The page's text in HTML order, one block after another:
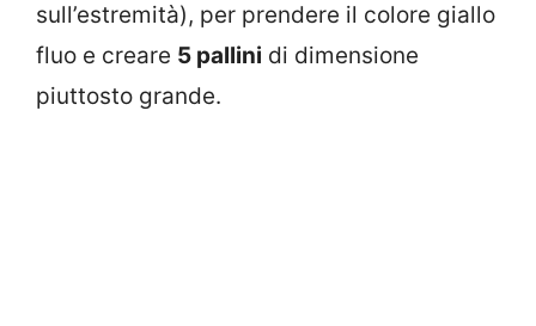
sull’estremità), per prendere il colore giallo
fluo e creare 5 pallini di dimensione
piuttosto grande.